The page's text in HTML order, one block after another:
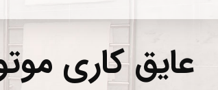
عایق کاری